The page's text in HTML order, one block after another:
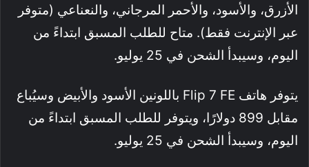
الأزرق، والأسود، والأحمر المرجاني، والنعناعي (متوفر
عبر الإنترنت فقط). متاح للطلب المسبق ابتداءً من
اليوم، وسيبدأ الشحن في 25 يوليو.
يتوفر هاتف Flip 7 FE باللونين الأسود والأبيض وسيُباع
مقابل 899 دولارًا، ويتوفر للطلب المسبق ابتداءً من
اليوم، وسيبدأ الشحن في 25 يوليو.